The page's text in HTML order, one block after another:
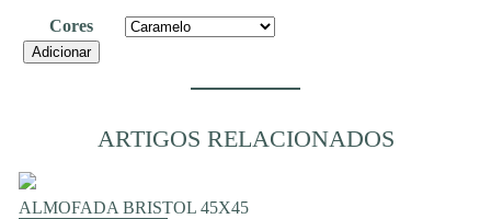
Cores
Quantidade
Adicionar
ARTIGOS RELACIONADOS
ALMOFADA BRISTOL 45X45